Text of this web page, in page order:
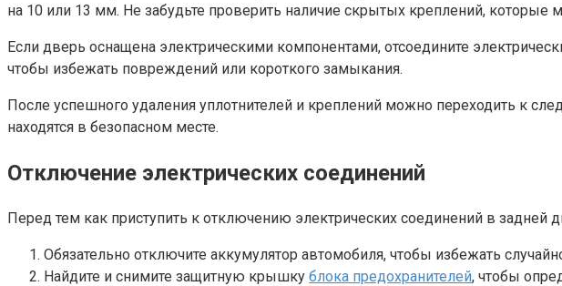
на 10 или 13 мм. Не забудьте проверить наличие скрытых креплений, которые
Если дверь оснащена электрическими компонентами, отсоедините
чтобы избежать повреждений или короткого замыкания.
После успешного удаления уплотнителей и креплений можно переходить к
находятся в безопасном месте.
Отключение электрических соединений
Перед тем как приступить к отключению электрических соединений в
Обязательно отключите аккумулятор автомобиля, чтобы избежать
Найдите и снимите защитную крышку блока предохранителей, чтобы